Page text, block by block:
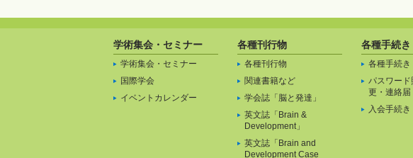
学術集会・セミナー
学術集会・セミナー
国際学会
イベントカレンダー
各種刊行物
各種刊行物
関連書籍など
学会誌「脳と発達」
英文誌「Brain &
Development」
英文誌「Brain and
Development Case
各種手続き
各種手続き
パスワー
更・連絡届
入会手続き